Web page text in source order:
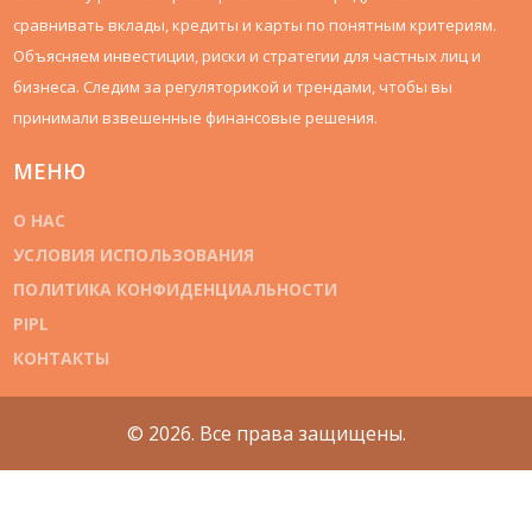
сравнивать вклады, кредиты и карты по понятным критериям.
Объясняем инвестиции, риски и стратегии для частных лиц и
бизнеса. Следим за регуляторикой и трендами, чтобы вы
принимали взвешенные финансовые решения.
МЕНЮ
О НАС
УСЛОВИЯ ИСПОЛЬЗОВАНИЯ
ПОЛИТИКА КОНФИДЕНЦИАЛЬНОСТИ
PIPL
КОНТАКТЫ
© 2026. Все права защищены.